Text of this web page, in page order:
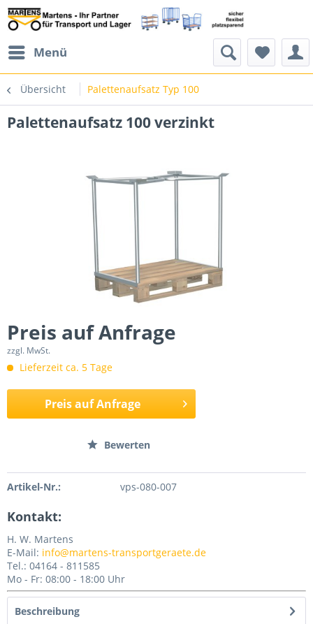
Menü
Übersicht Palettenaufsatz Typ 100
Palettenaufsatz 100 verzinkt
Preis auf Anfrage
zzgl. MwSt.
Lieferzeit ca. 5 Tage
Preis auf Anfrage
Bewerten
Artikel-Nr.: vps-080-007
Kontakt:
H. W. Martens
E-Mail: info@martens-transportgeraete.de
Tel.: 04164 - 811585
Mo - Fr: 08:00 - 18:00 Uhr
Beschreibung